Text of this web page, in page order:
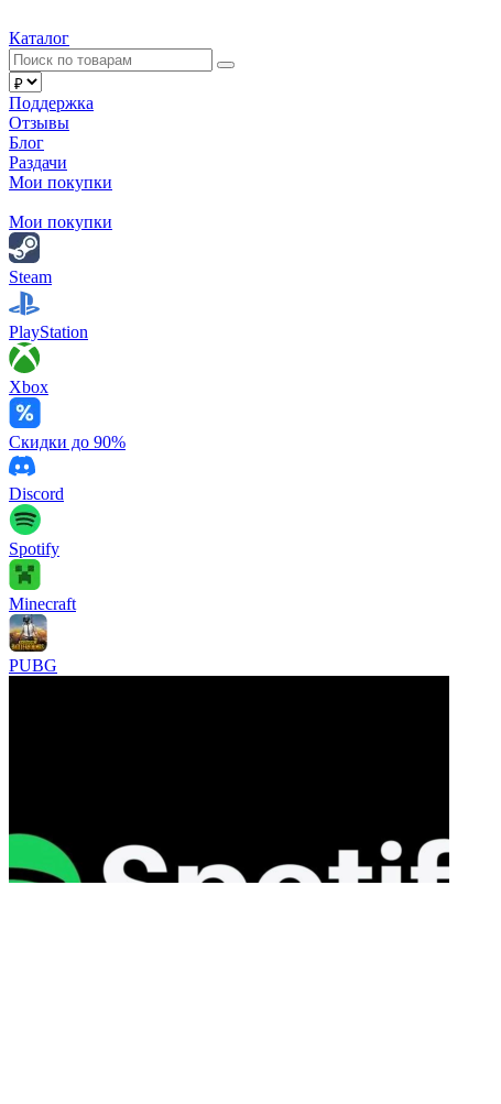
Каталог
Поддержка
Отзывы
Блог
Раздачи
Мои покупки
Мои покупки
Steam
PlayStation
Xbox
Скидки до 90%
Discord
Spotify
Minecraft
PUBG